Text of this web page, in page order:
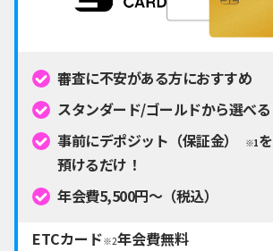
審査に不安がある方におすすめ
スタンダード/ゴールドから選べる
事前にデポジット（保証金）
※1を
預けるだけ！
年会費5,500円～（税込）
ETCカード※2年会費無料